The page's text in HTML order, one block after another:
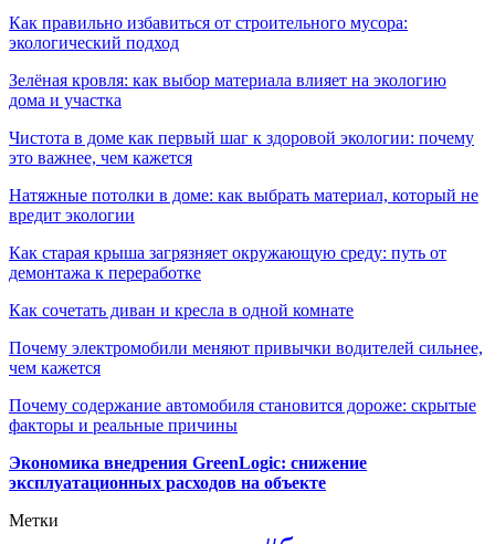
Как правильно избавиться от строительного мусора:
экологический подход
Зелёная кровля: как выбор материала влияет на экологию
дома и участка
Чистота в доме как первый шаг к здоровой экологии: почему
это важнее, чем кажется
Натяжные потолки в доме: как выбрать материал, который не
вредит экологии
Как старая крыша загрязняет окружающую среду: путь от
демонтажа к переработке
Как сочетать диван и кресла в одной комнате
Почему электромобили меняют привычки водителей сильнее,
чем кажется
Почему содержание автомобиля становится дороже: скрытые
факторы и реальные причины
Экономика внедрения GreenLogic: снижение
эксплуатационных расходов на объекте
Метки